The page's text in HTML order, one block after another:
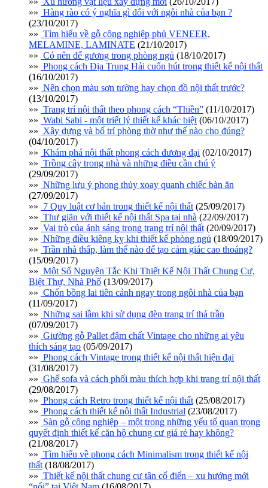
»» Hàng rào có ý nghĩa gì đối với ngôi nhà của bạn ?
(23/10/2017)
»» Tìm hiểu về gỗ công nghiệp phủ VENEER,
MELAMINE, LAMINATE (21/10/2017)
»» Có nên để gương trong phòng ngủ (18/10/2017)
»» Phong cách Địa Trung Hải cuốn hút trong thiết kế nội thất
(16/10/2017)
»» Nên chọn màu sơn tường hay chọn đồ nội thất trước?
(13/10/2017)
»» Trang trí nội thất theo phong cách “Thiền” (11/10/2017)
»» Wabi Sabi - một triết lý thiết kế khác biệt (06/10/2017)
»» Xây dựng và bố trí phòng thờ như thế nào cho đúng?
(04/10/2017)
»» Khám phá nội thất phong cách đương đại (02/10/2017)
»» Trồng cây trong nhà và những điều cần chú ý
(29/09/2017)
»» Những lưu ý phong thủy xoay quanh chiếc bàn ăn
(27/09/2017)
»» 7 Quy luật cơ bản trong thiết kế nội thất (25/09/2017)
»» Thư giãn với thiết kế nội thất Spa tại nhà (22/09/2017)
»» Vai trò của ánh sáng trong trang trí nội thất (20/09/2017)
»» Những điều kiêng kỵ khi thiết kế phòng ngủ (18/09/2017)
»» Trần nhà thấp, làm thế nào để tạo cảm giác cao thoáng?
(15/09/2017)
»» Một Số Nguyên Tắc Khi Thiết Kế Nội Thất Chung Cư,
Biệt Thự, Nhà Phố (13/09/2017)
»» Chốn bồng lai tiên cảnh ngay trong ngôi nhà của bạn
(11/09/2017)
»» Những sai lầm khi sử dụng đèn trang trí thả trần
(07/09/2017)
»» Giường gỗ Pallet đậm chất Vintage cho những ai yêu
thích sáng tạo (05/09/2017)
»» Phong cách Vintage trong thiết kế nội thất hiện đại
(31/08/2017)
»» Ghế sofa và cách phối màu thích hợp khi trang trí nội thất
(29/08/2017)
»» Phong cách Retro trong thiết kế nội thất (25/08/2017)
»» Phong cách thiết kế nội thất Industrial (23/08/2017)
»» Sàn gỗ công nghiệp – một trong những yếu tố quan trọng
quyết định thiết kế căn hộ chung cư giá rẻ hay không?
(21/08/2017)
»» Tìm hiểu về phong cách Minimalism trong thiết kế nội
thất (18/08/2017)
»» Thiết kế nội thất chung cư tân cổ điển – xu hướng mới